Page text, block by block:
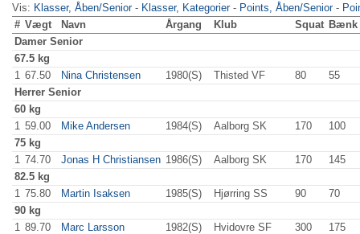
Vis: Klasser, Åben/Senior- Klasser, Kategorier- Points, Åben/Senior-
# Vægt Navn Årgang Klub Squat Bænk
Damer Senior
67.5 kg
1 67.50 Nina Christensen 1980(S) Thisted VF 80 55
Herrer Senior
60 kg
1 59.00 Mike Andersen 1984(S) Aalborg SK 170 100
75 kg
1 74.70 Jonas H Christiansen 1986(S) Aalborg SK 170 145
82.5 kg
1 75.80 Martin Isaksen 1985(S) Hjørring SS 90 70
90 kg
1 89.70 Marc Larsson 1982(S) Hvidovre SF 300 175